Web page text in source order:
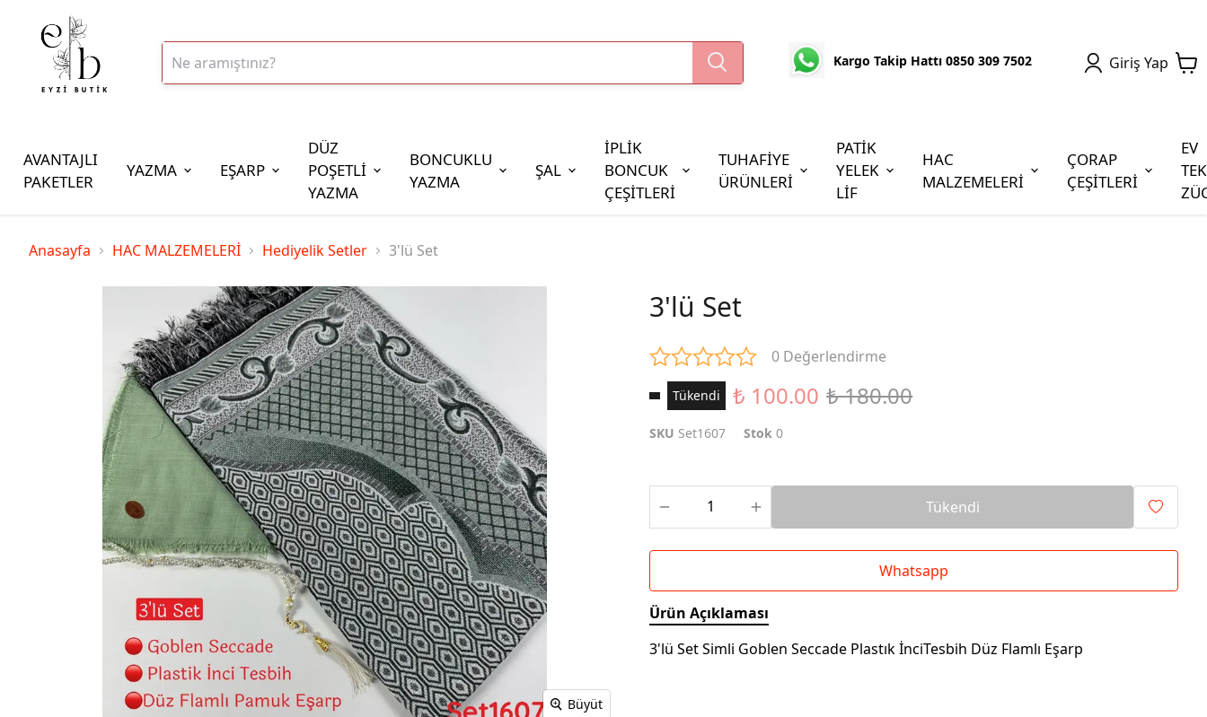
Kargo Takip Hattı 0850 309 7502 Giriş Yap
AVANTAJLI
PAKETLER
YAZMA EŞARP
DÜZ
POŞETLİ
YAZMA
BONCUKLU
YAZMA
ŞAL
İPLİK
BONCUK
ÇEŞİTLERİ
İplik Çeşitleri
100gr Altınbaşak Polyester İp
350gr Altınbaşak Polyester İp
Cezaevi Boncuğu
TUHAFİYE
ÜRÜNLERİ
PATİK
YELEK
LİF
HAC
MALZEMELERİ
ÇORAP
ÇEŞİTLERİ
EV
Anasayfa HAC MALZEMELERİ Hediyelik Setler 3'lü Set
Büyüt
3'lü Set
0 Değerlendirme
Tükendi ₺ 100.00 ₺ 180.00
SKU Set1607 Stok 0
Tükendi
Whatsapp
Ürün Açıklaması
3'lü Set Simli Goblen Seccade Plastık İnciTesbih Düz Flamlı Eşarp